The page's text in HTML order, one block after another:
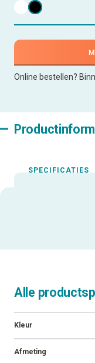
Online bestellen?
SPECIFICATIES
Alle
Kleur
Afmeting